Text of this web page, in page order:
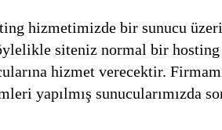
hizmetimizde bir sunucu
siteniz normal bir hosting
hizmet verecektir.
yapılmış sunucularımızda